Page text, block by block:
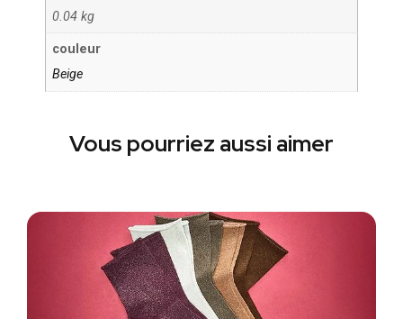
0.04 kg
couleur
Beige
Vous pourriez aussi aimer